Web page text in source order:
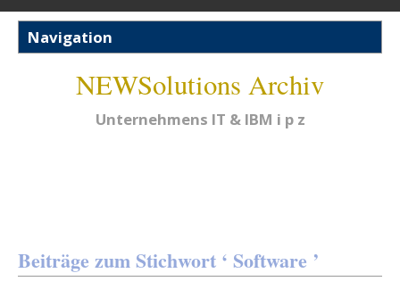
NEWSolutions Archiv
Unternehmens IT & IBM i p z
Beiträge zum Stichwort ‘ Software ’